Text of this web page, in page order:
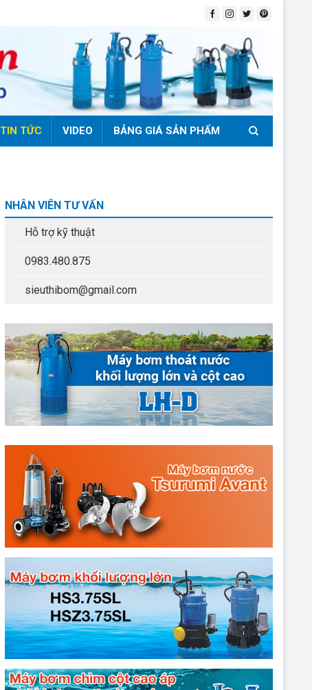
TIN TỨC VIDEO BẢNG GIÁ SẢN PHẨM
NHÂN VIÊN TƯ VẤN
Hỗ trợ kỹ thuật
0983.480.875
sieuthibom@gmail.com